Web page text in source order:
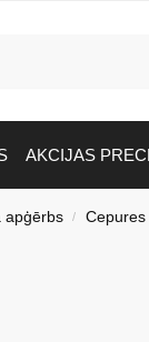
AKCIJAS
apģērbs /